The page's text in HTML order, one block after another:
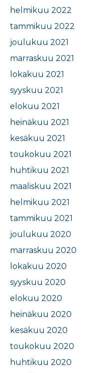
helmikuu 2022
tammikuu 2022
joulukuu 2021
marraskuu 2021
lokakuu 2021
syyskuu 2021
elokuu 2021
heinäkuu 2021
kesäkuu 2021
toukokuu 2021
huhtikuu 2021
maaliskuu 2021
helmikuu 2021
tammikuu 2021
joulukuu 2020
marraskuu 2020
lokakuu 2020
syyskuu 2020
elokuu 2020
heinäkuu 2020
kesäkuu 2020
toukokuu 2020
huhtikuu 2020